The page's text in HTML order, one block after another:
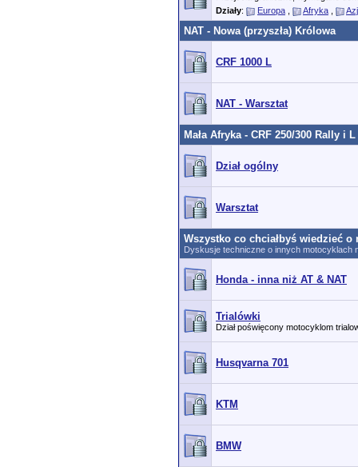
Działy: Europa Afryka
NAT - Nowa (przyszła) Królowa
CRF 1000 L
NAT - Warsztat
Mała Afryka - CRF 250/300 Rally i L
Dział ogólny
Warsztat
Wszystko co chciałbyś wiedzieć
Dyskusje techniczne o innych motocyklach
Honda - inna niż AT & NAT
Trialówki
Dział poświęcony motocyklom
Husqvarna 701
KTM
BMW